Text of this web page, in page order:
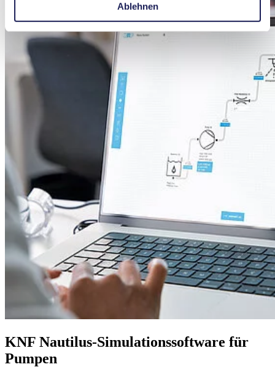
Ablehnen
KNF Nautilus-Simulationssoftware für
Pumpen